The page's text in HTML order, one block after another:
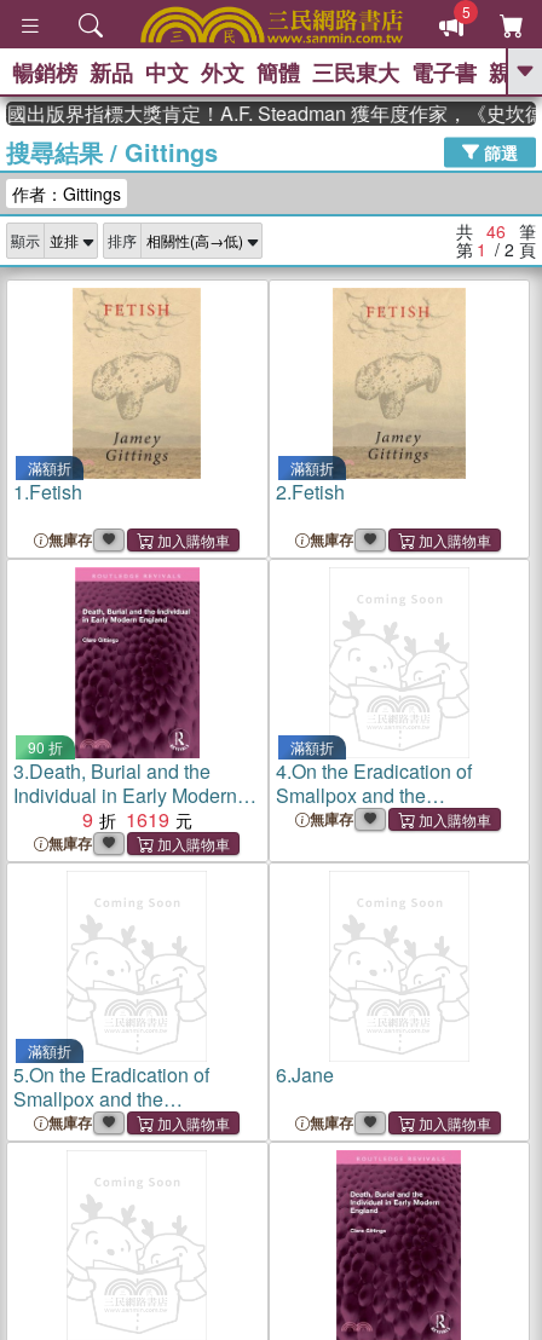
5
GO
高希均教授回憶錄
、 The Odyssey 、 父親節 、 如果歷
獎 臺灣漫遊錄 、 方念華 、 台灣的李
登輝時代
數學女孩：黎曼猜想 、
偉大的迷走神經
暢銷榜 新品 中文 外文 簡體 三民東大 電子書 親子
界指標大獎肯定！A.F. Steadman 獲年度作家，《史坎德》系
搜尋結果/ Gittings
篩選
作者：Gittings
顯示 排序 共 46 筆
第 1 / 2 頁
滿額折
1.Fetish
無庫存
滿額折
2.Fetish
無庫存
90 折
3.Death, Burial and the
Individual in Early Modern
England9 1619
無庫存
滿額折
4.On the Eradication of
Smallpox and the
Intractability of Raccoons
無庫存
滿額折
5.On the Eradication of
Smallpox and the
Intractability of Raccoons
無庫存
6.Jane
無庫存